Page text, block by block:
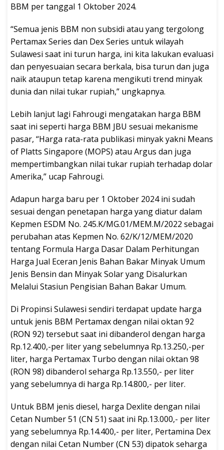
BBM per tanggal 1 Oktober 2024.
“Semua jenis BBM non subsidi atau yang tergolong
Pertamax Series dan Dex Series untuk wilayah
Sulawesi saat ini turun harga, ini kita lakukan evaluasi
dan penyesuaian secara berkala, bisa turun dan juga
naik ataupun tetap karena mengikuti trend minyak
dunia dan nilai tukar rupiah,” ungkapnya.
Lebih lanjut lagi Fahrougi mengatakan harga BBM
saat ini seperti harga BBM JBU sesuai mekanisme
pasar, “Harga rata-rata publikasi minyak yakni Means
of Platts Singapore (MOPS) atau Argus dan juga
mempertimbangkan nilai tukar rupiah terhadap dolar
Amerika,” ucap Fahrougi.
Adapun harga baru per 1 Oktober 2024 ini sudah
sesuai dengan penetapan harga yang diatur dalam
Kepmen ESDM No. 245.K/MG.01/MEM.M/2022 sebagai
perubahan atas Kepmen No. 62/K/12/MEM/2020
tentang Formula Harga Dasar Dalam Perhitungan
Harga Jual Eceran Jenis Bahan Bakar Minyak Umum
Jenis Bensin dan Minyak Solar yang Disalurkan
Melalui Stasiun Pengisian Bahan Bakar Umum.
Di Propinsi Sulawesi sendiri terdapat update harga
untuk jenis BBM Pertamax dengan nilai oktan 92
(RON 92) tersebut saat ini dibanderol dengan harga
Rp.12.400,-per liter yang sebelumnya Rp.13.250,-per
liter, harga Pertamax Turbo dengan nilai oktan 98
(RON 98) dibanderol seharga Rp.13.550,- per liter
yang sebelumnya di harga Rp.14.800,- per liter.
Untuk BBM jenis diesel, harga Dexlite dengan nilai
Cetan Number 51 (CN 51) saat ini Rp.13.000,- per liter
yang sebelumnya Rp.14.400,- per liter, Pertamina Dex
dengan nilai Cetan Number (CN 53) dipatok seharga